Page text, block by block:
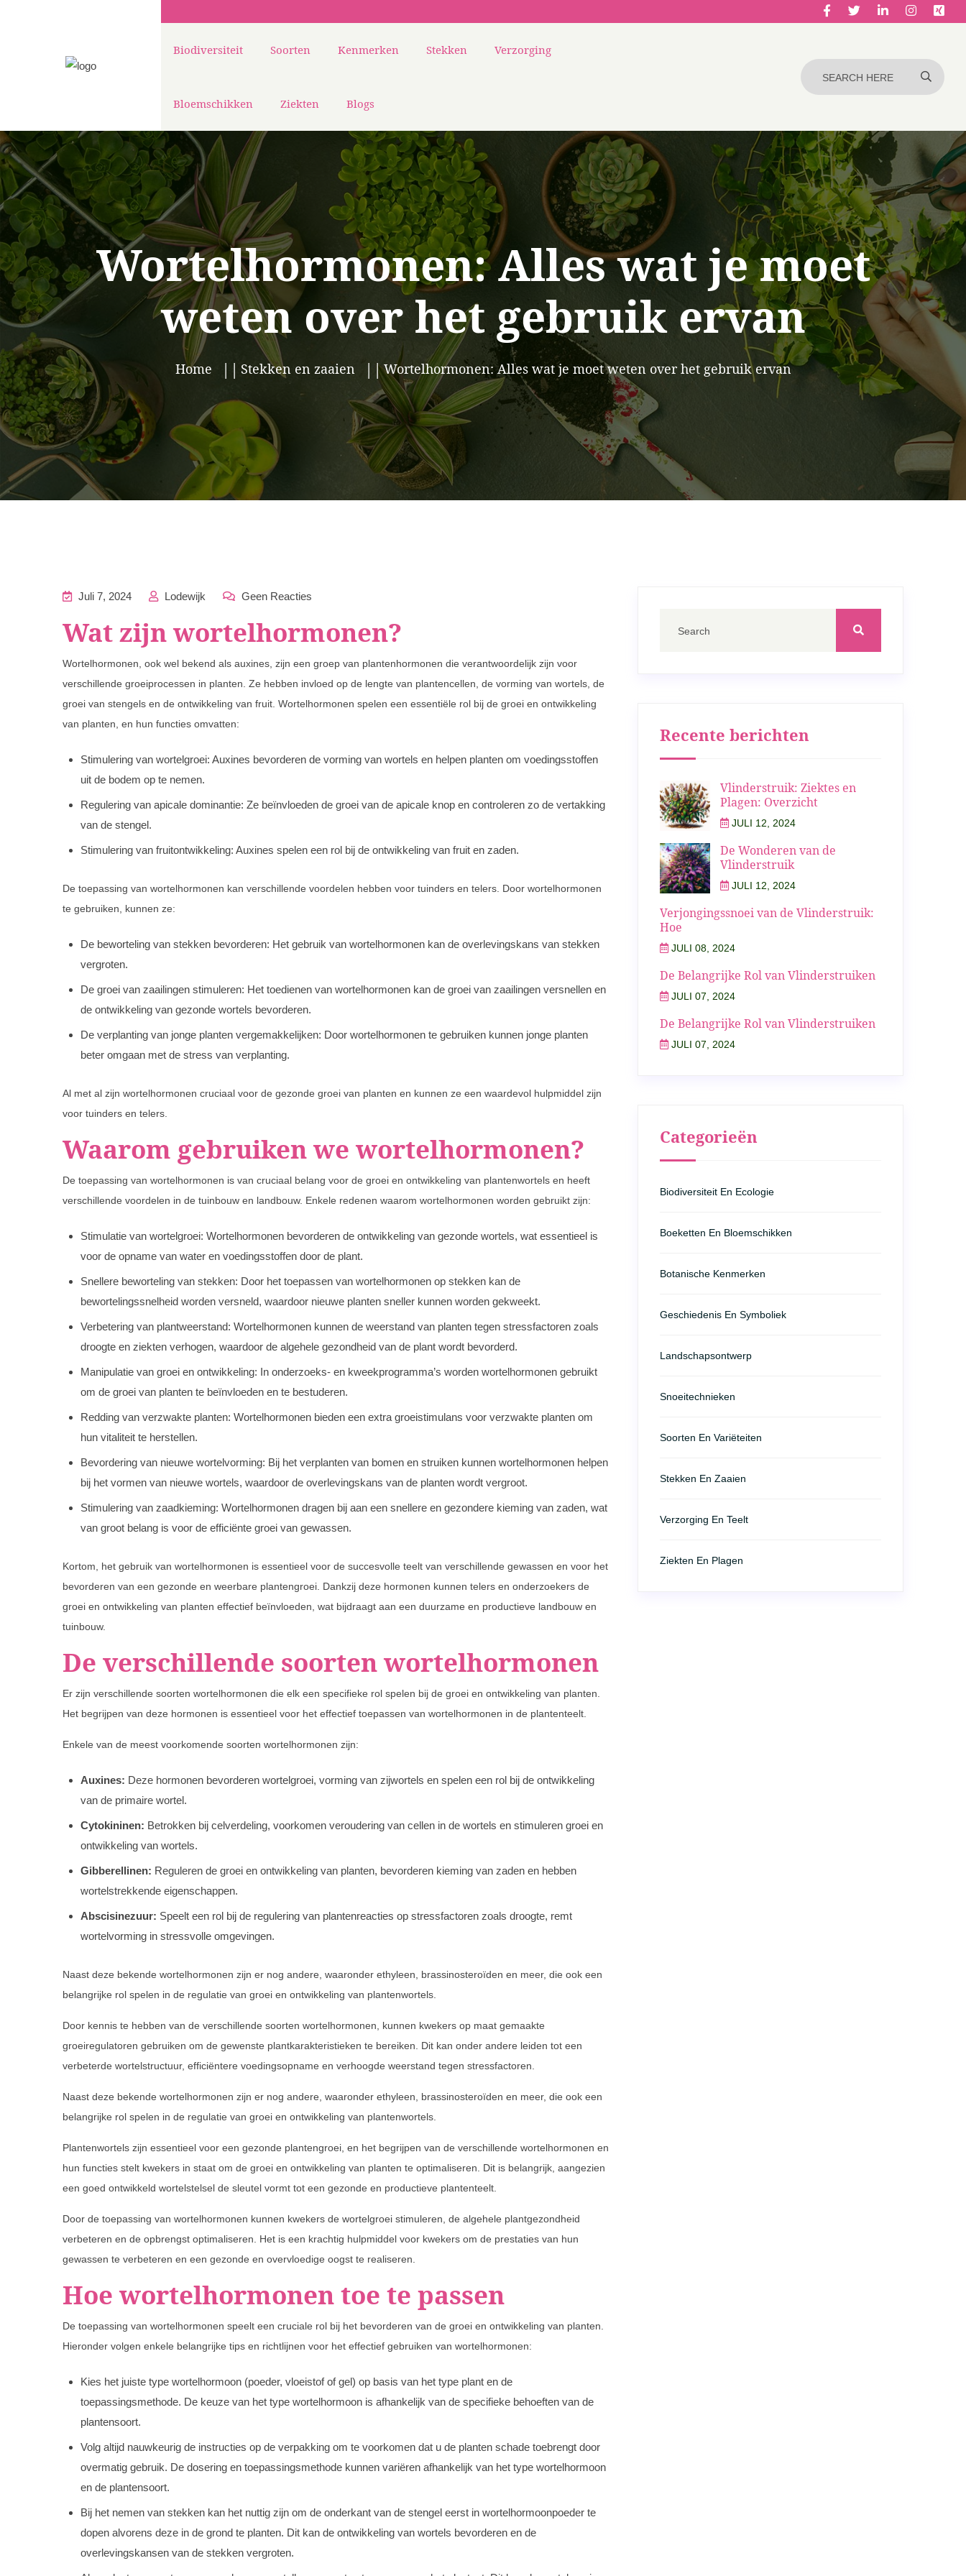
Biodiversiteit Soorten Kenmerken Stekken Verzorging
Bloemschikken Ziekten Blogs
Wortelhormonen: Alles wat je moet
weten over het gebruik ervan
Home Stekken en zaaien Wortelhormonen: Alles wat je moet weten over het gebruik ervan
Juli 7, 2024 Lodewijk Geen Reacties
Wat zijn wortelhormonen?
Wortelhormonen, ook wel bekend als auxines, zijn een groep van plantenhormonen die verantwoordelijk zijn voor
verschillende groeiprocessen in planten. Ze hebben invloed op de lengte van plantencellen, de vorming van wortels, de
groei van stengels en de ontwikkeling van fruit. Wortelhormonen spelen een essentiële rol bij de groei en ontwikkeling
van planten, en hun functies omvatten:
Stimulering van wortelgroei: Auxines bevorderen de vorming van wortels en helpen planten om voedingsstoffen
uit de bodem op te nemen.
Regulering van apicale dominantie: Ze beïnvloeden de groei van de apicale knop en controleren zo de vertakking
van de stengel.
Stimulering van fruitontwikkeling: Auxines spelen een rol bij de ontwikkeling van fruit en zaden.
De toepassing van wortelhormonen kan verschillende voordelen hebben voor tuinders en telers. Door wortelhormonen
te gebruiken, kunnen ze:
De beworteling van stekken bevorderen: Het gebruik van wortelhormonen kan de overlevingskans van stekken
vergroten.
De groei van zaailingen stimuleren: Het toedienen van wortelhormonen kan de groei van zaailingen versnellen en
de ontwikkeling van gezonde wortels bevorderen.
De verplanting van jonge planten vergemakkelijken: Door wortelhormonen te gebruiken kunnen jonge planten
beter omgaan met de stress van verplanting.
Al met al zijn wortelhormonen cruciaal voor de gezonde groei van planten en kunnen ze een waardevol hulpmiddel zijn
voor tuinders en telers.
Waarom gebruiken we wortelhormonen?
De toepassing van wortelhormonen is van cruciaal belang voor de groei en ontwikkeling van plantenwortels en heeft
verschillende voordelen in de tuinbouw en landbouw. Enkele redenen waarom wortelhormonen worden gebruikt zijn:
Stimulatie van wortelgroei: Wortelhormonen bevorderen de ontwikkeling van gezonde wortels, wat essentieel is
voor de opname van water en voedingsstoffen door de plant.
Snellere beworteling van stekken: Door het toepassen van wortelhormonen op stekken kan de
bewortelingssnelheid worden versneld, waardoor nieuwe planten sneller kunnen worden gekweekt.
Verbetering van plantweerstand: Wortelhormonen kunnen de weerstand van planten tegen stressfactoren zoals
droogte en ziekten verhogen, waardoor de algehele gezondheid van de plant wordt bevorderd.
Manipulatie van groei en ontwikkeling: In onderzoeks- en kweekprogramma’s worden wortelhormonen gebruikt
om de groei van planten te beïnvloeden en te bestuderen.
Redding van verzwakte planten: Wortelhormonen bieden een extra groeistimulans voor verzwakte planten om
hun vitaliteit te herstellen.
Bevordering van nieuwe wortelvorming: Bij het verplanten van bomen en struiken kunnen wortelhormonen helpen
bij het vormen van nieuwe wortels, waardoor de overlevingskans van de planten wordt vergroot.
Stimulering van zaadkieming: Wortelhormonen dragen bij aan een snellere en gezondere kieming van zaden, wat
van groot belang is voor de efficiënte groei van gewassen.
Kortom, het gebruik van wortelhormonen is essentieel voor de succesvolle teelt van verschillende gewassen en voor het
bevorderen van een gezonde en weerbare plantengroei. Dankzij deze hormonen kunnen telers en onderzoekers de
groei en ontwikkeling van planten effectief beïnvloeden, wat bijdraagt aan een duurzame en productieve landbouw en
tuinbouw.
De verschillende soorten wortelhormonen
Er zijn verschillende soorten wortelhormonen die elk een specifieke rol spelen bij de groei en ontwikkeling van planten.
Het begrijpen van deze hormonen is essentieel voor het effectief toepassen van wortelhormonen in de plantenteelt.
Enkele van de meest voorkomende soorten wortelhormonen zijn:
Auxines: Deze hormonen bevorderen wortelgroei, vorming van zijwortels en spelen een rol bij de ontwikkeling
van de primaire wortel.
Cytokininen: Betrokken bij celverdeling, voorkomen veroudering van cellen in de wortels en stimuleren groei en
ontwikkeling van wortels.
Gibberellinen: Reguleren de groei en ontwikkeling van planten, bevorderen kieming van zaden en hebben
wortelstrekkende eigenschappen.
Abscisinezuur: Speelt een rol bij de regulering van plantenreacties op stressfactoren zoals droogte, remt
wortelvorming in stressvolle omgevingen.
Naast deze bekende wortelhormonen zijn er nog andere, waaronder ethyleen, brassinosteroïden en meer, die ook een
belangrijke rol spelen in de regulatie van groei en ontwikkeling van plantenwortels.
Door kennis te hebben van de verschillende soorten wortelhormonen, kunnen kwekers op maat gemaakte
groeiregulatoren gebruiken om de gewenste plantkarakteristieken te bereiken. Dit kan onder andere leiden tot een
verbeterde wortelstructuur, efficiëntere voedingsopname en verhoogde weerstand tegen stressfactoren.
Naast deze bekende wortelhormonen zijn er nog andere, waaronder ethyleen, brassinosteroïden en meer, die ook een
belangrijke rol spelen in de regulatie van groei en ontwikkeling van plantenwortels.
Plantenwortels zijn essentieel voor een gezonde plantengroei, en het begrijpen van de verschillende wortelhormonen en
hun functies stelt kwekers in staat om de groei en ontwikkeling van planten te optimaliseren. Dit is belangrijk, aangezien
een goed ontwikkeld wortelstelsel de sleutel vormt tot een gezonde en productieve plantenteelt.
Door de toepassing van wortelhormonen kunnen kwekers de wortelgroei stimuleren, de algehele plantgezondheid
verbeteren en de opbrengst optimaliseren. Het is een krachtig hulpmiddel voor kwekers om de prestaties van hun
gewassen te verbeteren en een gezonde en overvloedige oogst te realiseren.
Hoe wortelhormonen toe te passen
De toepassing van wortelhormonen speelt een cruciale rol bij het bevorderen van de groei en ontwikkeling van planten.
Hieronder volgen enkele belangrijke tips en richtlijnen voor het effectief gebruiken van wortelhormonen:
Kies het juiste type wortelhormoon (poeder, vloeistof of gel) op basis van het type plant en de
toepassingsmethode. De keuze van het type wortelhormoon is afhankelijk van de specifieke behoeften van de
plantensoort.
Volg altijd nauwkeurig de instructies op de verpakking om te voorkomen dat u de planten schade toebrengt door
overmatig gebruik. De dosering en toepassingsmethode kunnen variëren afhankelijk van het type wortelhormoon
en de plantensoort.
Bij het nemen van stekken kan het nuttig zijn om de onderkant van de stengel eerst in wortelhormoonpoeder te
dopen alvorens deze in de grond te planten. Dit kan de ontwikkeling van wortels bevorderen en de
overlevingskansen van de stekken vergroten.
Recente berichten
Vlinderstruik: Ziektes en
Plagen: Overzicht
JULI 12, 2024
De Wonderen van de
Vlinderstruik
JULI 12, 2024
Verjongingssnoei van de Vlinderstruik:
Hoe
JULI 08, 2024
De Belangrijke Rol van Vlinderstruiken
JULI 07, 2024
De Belangrijke Rol van Vlinderstruiken
JULI 07, 2024
Categorieën
Biodiversiteit En Ecologie
Boeketten En Bloemschikken
Botanische Kenmerken
Geschiedenis En Symboliek
Landschapsontwerp
Snoeitechnieken
Soorten En Variëteiten
Stekken En Zaaien
Verzorging En Teelt
Ziekten En Plagen